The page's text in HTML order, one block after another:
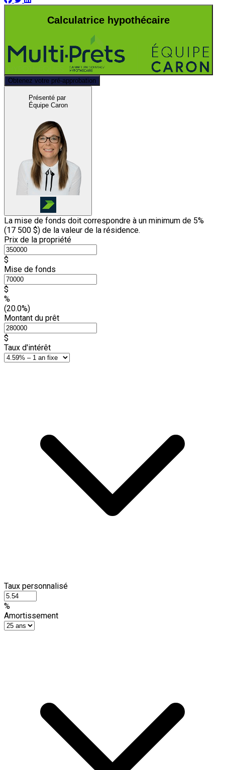
Calculatrice hypothécaire
Obtenez votre pré-approbation
Présenté par
Équipe Caron
La mise de fonds doit correspondre à un minimum de 5%
(17 500 $) de la valeur de la résidence.
Prix de la propriété
$
Mise de fonds
$
%
(20.0%)
Montant du prêt
$
Taux d'intérêt
Taux personnalisé
%
Amortissement